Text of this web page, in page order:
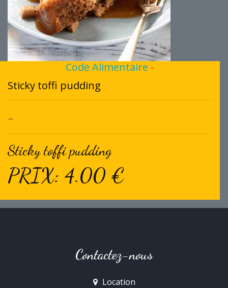
Code Alimentaire -
Sticky toffi pudding
-
Sticky toffi pudding
PRIX: 4.00 €
Contactez-nous
Location